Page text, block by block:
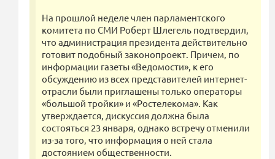
На прошлой неделе член парламентского
комитета по СМИ Роберт Шлегель подтвердил,
что администрация президента действительно
готовит подобный законопроект. Причем, по
информации газеты «Ведомости», к его
обсуждению из всех представителей интернет-
отрасли были приглашены только операторы
«большой тройки» и «Ростелекома». Как
утверждается, дискуссия должна была
состояться 23 января, однако встречу отменили
из-за того, что информация о ней стала
достоянием общественности.